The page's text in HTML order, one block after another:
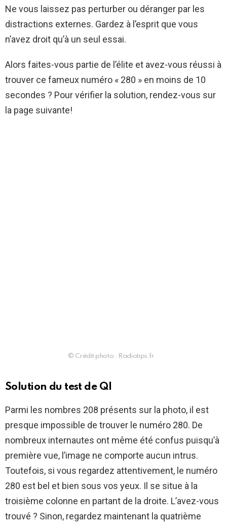
Ne vous laissez pas perturber ou déranger par les
distractions externes. Gardez à l’esprit que vous
n’avez droit qu’à un seul essai.
Alors faites-vous partie de l’élite et avez-vous réussi à
trouver ce fameux numéro « 280 » en moins de 10
secondes ? Pour vérifier la solution, rendez-vous sur
la page suivante!
© Crédit photo : Radiotips.fr
Solution du test de QI
Parmi les nombres 208 présents sur la photo, il est
presque impossible de trouver le numéro 280. De
nombreux internautes ont même été confus puisqu’à
première vue, l’image ne comporte aucun intrus.
Toutefois, si vous regardez attentivement, le numéro
280 est bel et bien sous vos yeux. Il se situe à la
troisième colonne en partant de la droite. L’avez-vous
trouvé ? Sinon, regardez maintenant la quatrième